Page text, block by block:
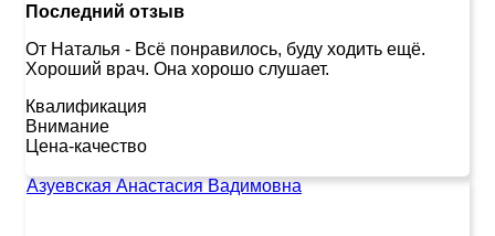
Последний отзыв
От Наталья - Всё понравилось, буду ходить ещё.
Хороший врач. Она хорошо слушает.
Квалификация
Внимание
Цена-качество
Азуевская Анастасия Вадимовна